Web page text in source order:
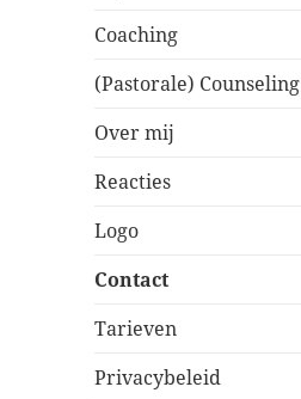
Coaching
(Pastorale) Counseling
Over mij
Reacties
Logo
Contact
Tarieven
Privacybeleid